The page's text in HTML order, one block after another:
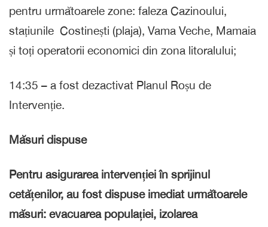
pentru următoarele zone: faleza Cazinoului,
stațiunile Costinești (plaja), Vama Veche, Mamaia
și toți operatorii economici din zona litoralului;
14:35 – a fost dezactivat Planul Roșu de
Intervenție.
Măsuri dispuse
Pentru asigurarea intervenției în sprijinul
cetățenilor, au fost dispuse imediat următoarele
măsuri: evacuarea populației, izolarea